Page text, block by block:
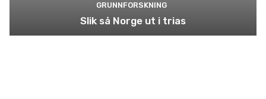
GRUNNFORSKNING
Slik så Norge ut i trias